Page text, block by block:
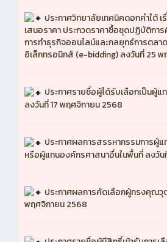
ประกาศวิทยาลัยเทคนิคดอกคำใต้ เ
เสนอราคา ประกวดราคาซื้อชุดปฏิบัติการ
การทำธุรกิจออนไลน์และกลยุทธ์การตลา
อิเล็กทรอนิกส์ (e-bidding) ลงวันที่ 25
ประกาศรายชื่อผู้ได้รับเลือกเป็นผู้
ลงวันที่ 17 พฤศจิกายน 2568
ประกาศผลการสรรหากรรมการผู้
หรือผู้แทนองค์กรศาสนาอื่นในพื้นที่ ลงวัน
ประกาศผลการคัดเลือกผู้ทรงคุณวุ
พฤศจิกายน 2568